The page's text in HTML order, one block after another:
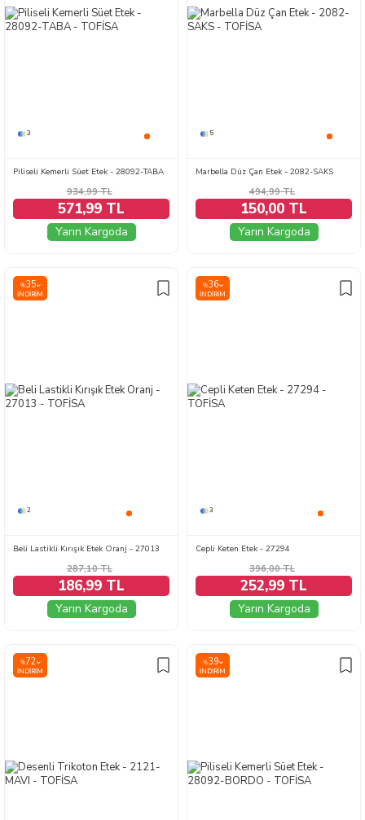
3
Piliseli Kemerli Süet Etek - 28092-TABA
934,99TL
571,99 TL
Yarın Kargoda
5
Marbella Düz Çan Etek - 2082-SAKS
494,99TL
150,00 TL
Yarın Kargoda
%35
İNDIRIM
2
Beli Lastikli Kırışık Etek Oranj - 27013
287,10TL
186,99 TL
Yarın Kargoda
%36
İNDIRIM
3
Cepli Keten Etek - 27294
396,00TL
252,99 TL
Yarın Kargoda
%72
İNDIRIM
%39
İNDIRIM